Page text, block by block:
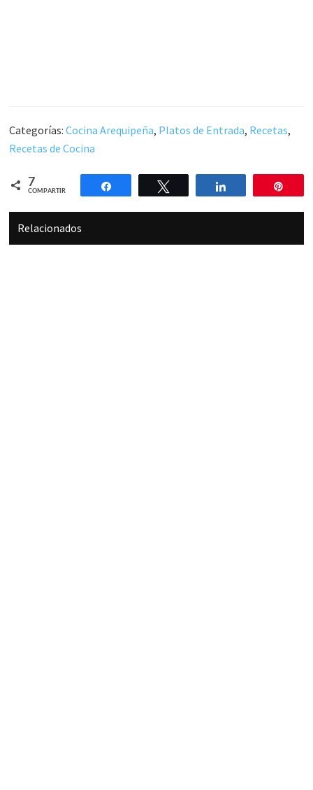
Categorías:Cocina Arequipeña, Platos de Entrada, Recetas,
Recetas de Cocina
7
COMPARTIR
Compartir Compartir
Relacionados